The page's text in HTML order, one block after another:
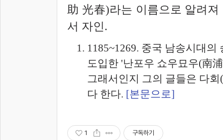
助 光春)라는 이름으로 알려
서 자인.
1185~1269. 중국 남송시대
도입한 '난포우 쇼우묘우(南
그래서인지 그의 글들은 다
다 한다. [본문으로]
1 구독하기